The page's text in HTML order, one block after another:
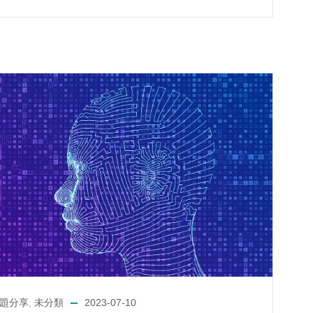
分享, 未分類 2023-07-10